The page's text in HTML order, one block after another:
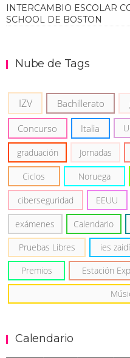
INTERCAMBIO ESCOLAR
SCHOOL DE BOSTON
Nube de Tags
IZV Bachillerato
Concurso Italia
graduación Jornadas
Ciclos Noruega
ciberseguridad EEUU
exámenes Calendario
Pruebas Libres ies
Premios Estación
Calendario